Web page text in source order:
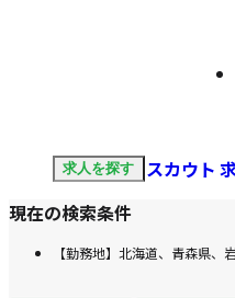
求人を探す スカウト
現在の検索条件
【勤務地】北海道、青森県、